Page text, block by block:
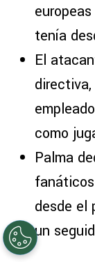
tenía
El
como
Palma
desde el
un